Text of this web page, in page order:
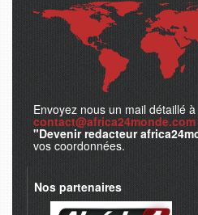
Envoyez nous un mail détaillé
contact@africa24monde.com
"Devenir redacteur
vos coordonnées.
Nos partenaires